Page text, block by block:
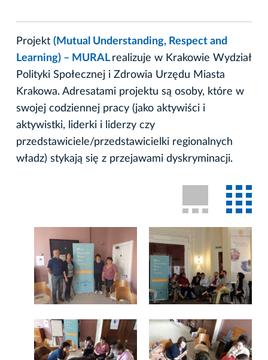
Projekt (Mutual Understanding, Respect and
Learning) – MURAL realizuje w Krakowie Wydział
Polityki Społecznej i Zdrowia Urzędu Miasta
Krakowa. Adresatami projektu są osoby, które w
swojej codziennej pracy (jako aktywiści i
aktywistki, liderki i liderzy czy
przedstawiciele/przedstawicielki regionalnych
władz) stykają się z przejawami dyskryminacji.